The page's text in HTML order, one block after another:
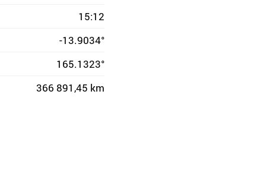
15:12
-13.9034°
165.1323°
366 891,45 km